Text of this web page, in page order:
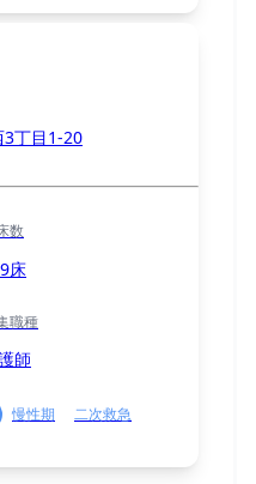
3丁目1-20
数
床
職種
師
慢性期
二次救急